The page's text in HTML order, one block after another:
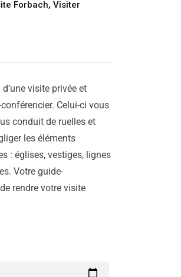
Forbach, Visiter
visite privée et
Celui-ci vous
conduit de ruelles et
les éléments
: églises, vestiges, lignes
Votre guide-
rendre votre visite